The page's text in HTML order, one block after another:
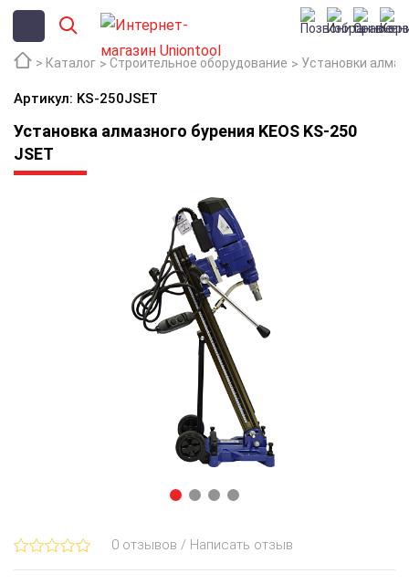
Каталог Строительное оборудование Установки
Артикул: KS-250JSET
Установка алмазного бурения KEOS KS-250
JSET
0 отзывов / Написать отзыв